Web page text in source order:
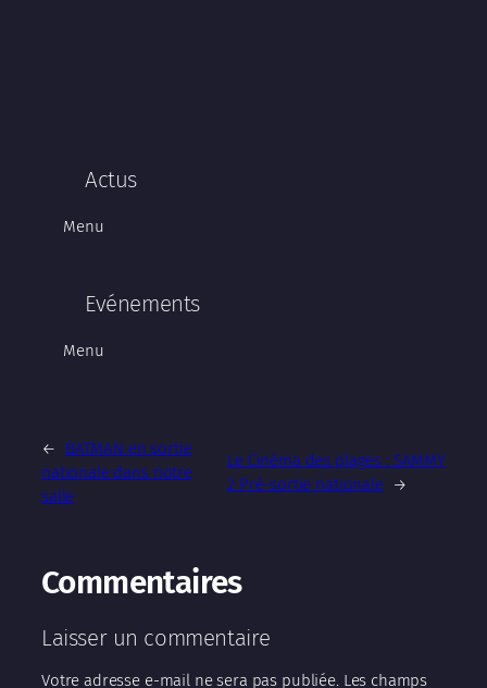
Actus
Menu
Evénements
Menu
←
BATMAN en sortie
nationale dans notre
salle
Le Cinéma des plages : SAMMY
2 Pré-sortie nationale →
Commentaires
Laisser un commentaire
Votre adresse e-mail ne sera pas publiée. Les champs